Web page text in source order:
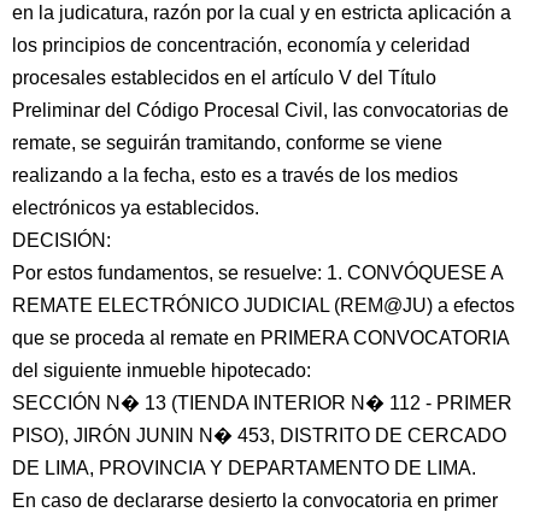
en la judicatura, razón por la cual y en estricta aplicación a
los principios de concentración, economía y celeridad
procesales establecidos en el artículo V del Título
Preliminar del Código Procesal Civil, las convocatorias de
remate, se seguirán tramitando, conforme se viene
realizando a la fecha, esto es a través de los medios
electrónicos ya establecidos.
DECISIÓN:
Por estos fundamentos, se resuelve: 1. CONVÓQUESE A
REMATE ELECTRÓNICO JUDICIAL (REM@JU) a efectos
que se proceda al remate en PRIMERA CONVOCATORIA
del siguiente inmueble hipotecado:
SECCIÓN N� 13 (TIENDA INTERIOR N� 112 - PRIMER
PISO), JIRÓN JUNIN N� 453, DISTRITO DE CERCADO
DE LIMA, PROVINCIA Y DEPARTAMENTO DE LIMA.
En caso de declararse desierto la convocatoria en primer